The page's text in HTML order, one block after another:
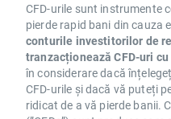
CFD-urile sunt instrumente
pierde rapid bani din cauza
conturile investitorilor de
tranzacționează CFD-uri
în considerare dacă
CFD-urile și dacă vă puteți
ridicat de a vă pierde banii.